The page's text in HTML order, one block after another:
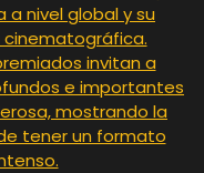
nivel global y su
invitan a
e importantes
mostrando la
tener un formato